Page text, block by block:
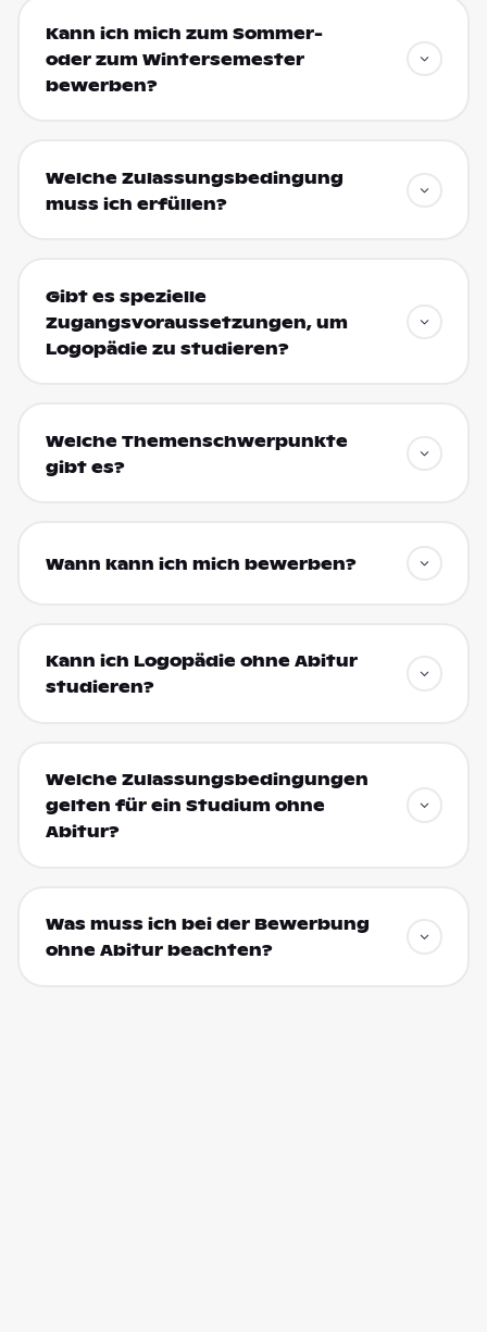
Kann ich mich zum Sommer-
oder zum Wintersemester
bewerben?
Welche Zulassungsbedingung
muss ich erfüllen?
Gibt es spezielle
Zugangsvoraussetzungen, um
Logopädie zu studieren?
Welche Themenschwerpunkte
gibt es?
Wann kann ich mich bewerben?
Kann ich Logopädie ohne Abitur
studieren?
Welche Zulassungsbedingungen
gelten für ein Studium ohne
Abitur?
Was muss ich bei der Bewerbung
ohne Abitur beachten?